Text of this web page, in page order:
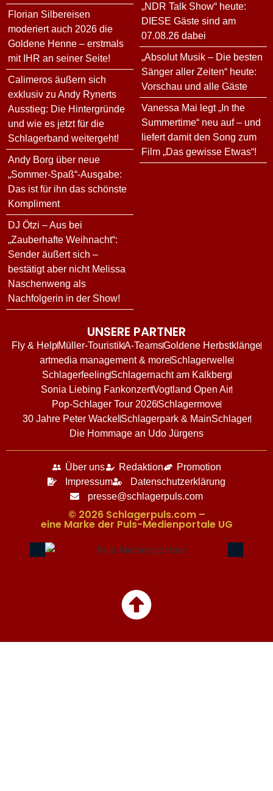
Florian Silbereisen
moderiert auch 2026 die
Goldene Henne – erstmals
mit IHR an seiner Seite!
Calimeros äußern sich
exklusiv zu Andy Rynerts
Ausstieg: Die Hintergründe
und wie es jetzt für die
Schlagerband weitergeht!
Andy Borg über neue
„Sommer-Spaß“-Ausgabe:
Das ist für ihn das schönste
Kompliment
DJ Ötzi – Aus bei
„Zauberhafte Weihnacht“:
Sender äußert sich –
bestätigt aber nicht Melissa
Naschenweng als
Nachfolgerin in der Show!
„NDR Talk Show“ heute:
DIESE Gäste sind am
07.08.26 dabei
„Absolut Musik – Die besten
Sänger aller Zeiten“ heute:
Vorschau und alle Gäste
Vanessa Mai legt „In the
Summertime“ neu auf – und
liefert damit den Song zum
Film „Das gewisse Etwas“!
UNSERE PARTNER
Fly & HelpMüller-TouristikA-TeamsGoldene Herbstklänge
artmedia management & moreSchlagerwelle
SchlagerfeelingSchlagernacht am Kalkberg
Sonia Liebing FankonzertVogtland Open Air
Pop-Schlager Tour 2026Schlagermove
30 Jahre Peter Wackel Schlagerpark & MainSchlager
Die Hommage an Udo Jürgens
Über uns Redaktion
Promotion
Impressum
Datenschutzerklärung
presse@schlagerpuls.com
© 2026 Schlagerpuls.com –
eine Marke der Puls-Medienportale UG​